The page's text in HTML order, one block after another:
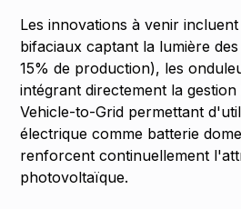
Les innovations à venir
bifaciaux captant la lumière
15% de production), les
intégrant directement la
Vehicle-to-Grid permettant
électrique comme batterie
renforcent continuellement
photovoltaïque.